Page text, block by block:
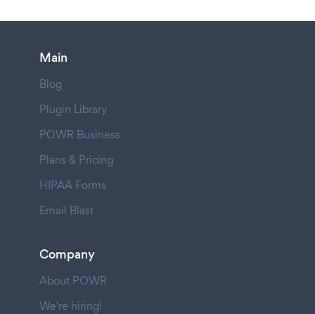
Main
Blog
Plugin Library
POWR Business
Plans & Pricing
HIPAA Forms
Email Blast
Company
About POWR
We're hiring!